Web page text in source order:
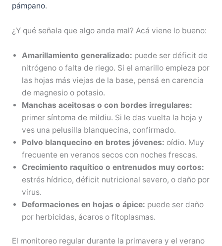
pámpano.
¿Y qué señala que algo anda mal? Acá viene lo bueno:
Amarillamiento generalizado: puede ser déficit de
nitrógeno o falta de riego. Si el amarillo empieza por
las hojas más viejas de la base, pensá en carencia
de magnesio o potasio.
Manchas aceitosas o con bordes irregulares:
primer síntoma de mildiu. Si le das vuelta la hoja y
ves una pelusilla blanquecina, confirmado.
Polvo blanquecino en brotes jóvenes: oídio. Muy
frecuente en veranos secos con noches frescas.
Crecimiento raquítico o entrenudos muy cortos:
estrés hídrico, déficit nutricional severo, o daño por
virus.
Deformaciones en hojas o ápice: puede ser daño
por herbicidas, ácaros o fitoplasmas.
El monitoreo regular durante la primavera y el verano